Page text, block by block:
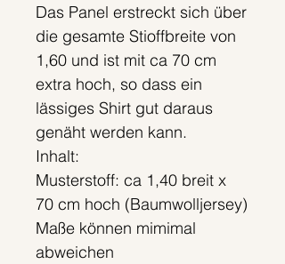
Das Panel erstreckt sich über
die gesamte Stioffbreite von
1,60 und ist mit ca 70 cm
extra hoch, so dass ein
lässiges Shirt gut daraus
genäht werden kann.
Inhalt:
Musterstoff: ca 1,40 breit x
70 cm hoch (Baumwolljersey)
Maße können mimimal
abweichen